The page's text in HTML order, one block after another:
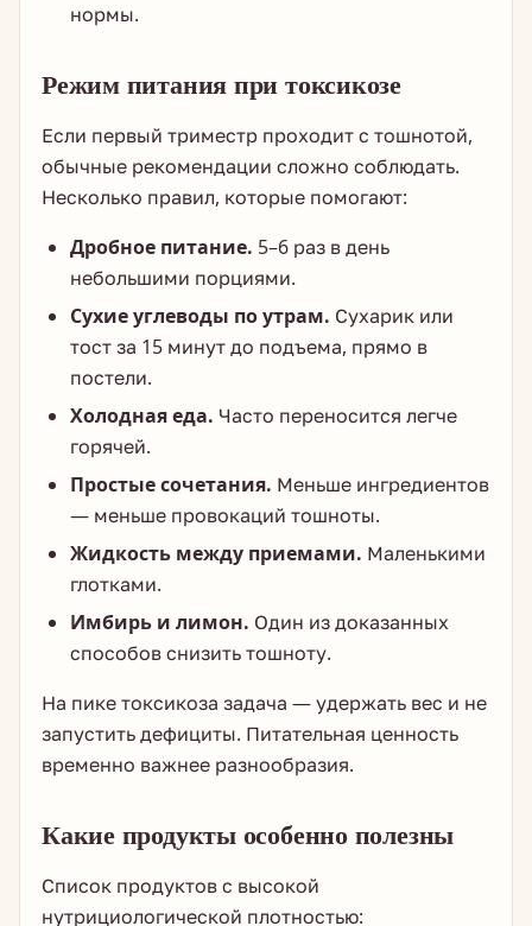
нормы.
Режим питания при токсикозе
Если первый триместр проходит с тошнотой,
обычные рекомендации сложно соблюдать.
Несколько правил, которые помогают:
Дробное питание. 5–6 раз в день
небольшими порциями.
Сухие углеводы по утрам. Сухарик или
тост за 15 минут до подъема, прямо в
постели.
Холодная еда. Часто переносится легче
горячей.
Простые сочетания. Меньше ингредиентов
— меньше провокаций тошноты.
Жидкость между приемами. Маленькими
глотками.
Имбирь и лимон. Один из доказанных
способов снизить тошноту.
На пике токсикоза задача — удержать вес и не
запустить дефициты. Питательная ценность
временно важнее разнообразия.
Какие продукты особенно полезны
Список продуктов с высокой
нутрициологической плотностью: